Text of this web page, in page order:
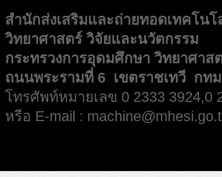
สำนักส่งเสริมและถ่ายทอดเทคโน
วิทยาศาสตร์ วิจัยและนวัตกรรม
กระทรวงการอุดมศึกษา วิทยาศาส
ถนนพระรามที่ 6 เขตราชเทวี กทม
โทรศัพท์หมายเลข 0 2333 3924,0
หรือ E-mail :